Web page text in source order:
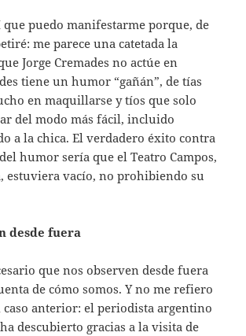
que puedo manifestarme porque, de
me parece una catetada la
Jorge Cremades no actúe en
tiene un humor “gañán”, de tías
en maquillarse y tíos que solo
del modo más fácil, incluido
a la chica. El verdadero éxito contra
humor sería que el Teatro Campos,
estuviera vacío, no prohibiendo su
desde fuera
que nos observen desde fuera
de cómo somos. Y no me refiero
anterior: el periodista argentino
descubierto gracias a la visita de